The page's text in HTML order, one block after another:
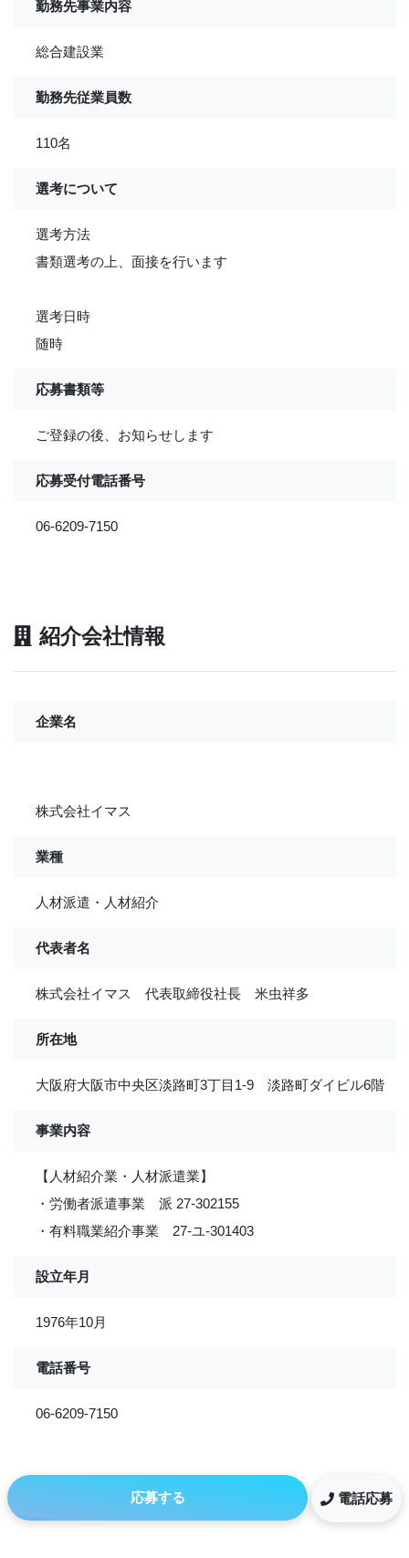
勤務先事業内容
総合建設業
勤務先従業員数
110名
選考について
選考方法
書類選考の上、面接を行います
選考日時
随時
応募書類等
ご登録の後、お知らせします
応募受付電話番号
06-6209-7150
紹介会社情報
企業名
株式会社イマス
業種
人材派遣・人材紹介
代表者名
株式会社イマス 代表取締役社長 米虫祥多
所在地
大阪府大阪市中央区淡路町3丁目1-9 淡路町ダイビル6階
事業内容
【人材紹介業・人材派遣業】
・労働者派遣事業 派 27-302155
・有料職業紹介事業 27-ユ-301403
設立年月
1976年10月
電話番号
06-6209-7150
応募する 電話応募